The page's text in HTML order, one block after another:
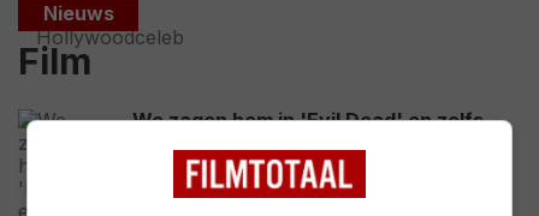
Nieuws
Film
We zagen hem in 'Evil Dead' en zelfs
Campbell is ongeneeslijk ziek
CELEBRITY